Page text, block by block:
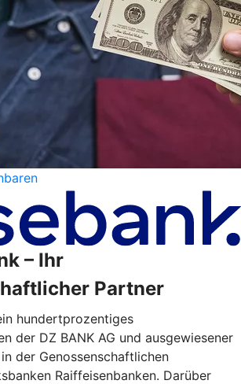
– Ihr
Partner
hundertprozentiges
der DZ BANK AG und ausgewiesener
der Genossenschaftlichen
Raiffeisenbanken. Darüber